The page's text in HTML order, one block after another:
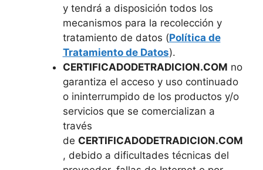
y tendrá a disposición todos los
mecanismos para la recolección y
tratamiento de datos (Política de
Tratamiento de Datos).
CERTIFICADODETRADICION.COM no
garantiza el acceso y uso continuado
o ininterrumpido de los productos y/o
servicios que se comercializan a
través
de CERTIFICADODETRADICION.COM
, debido a dificultades técnicas del